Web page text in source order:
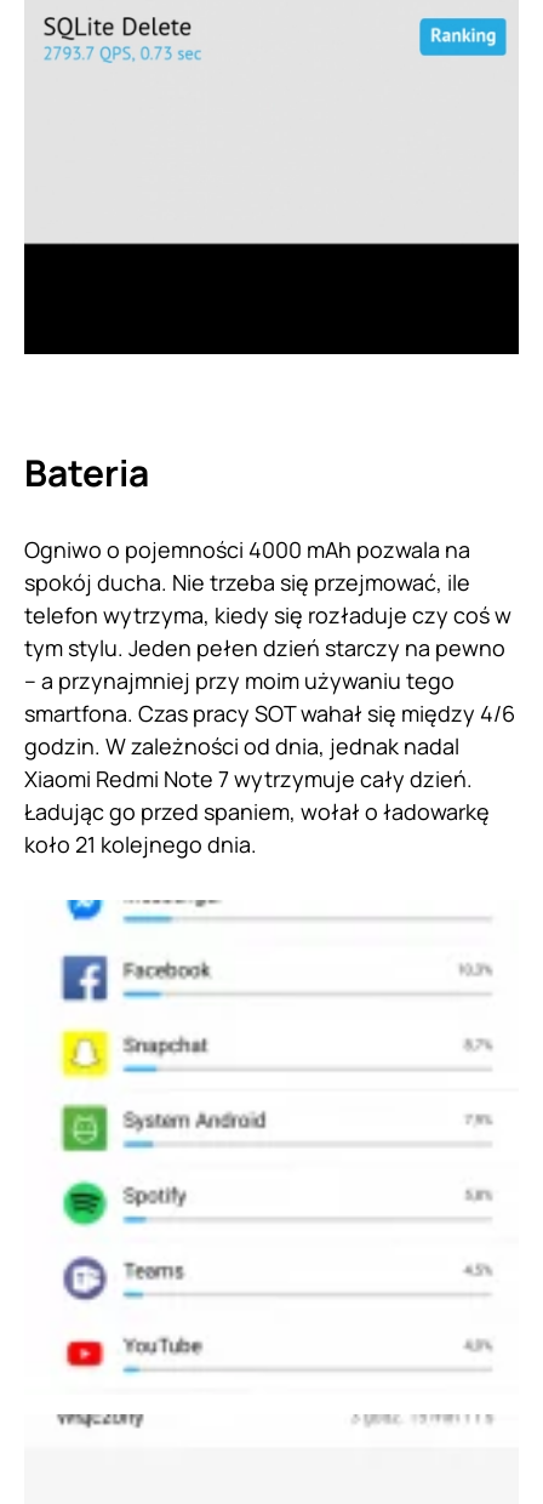
Bateria
Ogniwo o pojemności 4000 mAh pozwala na
spokój ducha. Nie trzeba się przejmować, ile
telefon wytrzyma, kiedy się rozładuje czy coś w
tym stylu. Jeden pełen dzień starczy na pewno
– a przynajmniej przy moim używaniu tego
smartfona. Czas pracy SOT wahał się między 4/6
godzin. W zależności od dnia, jednak nadal
Xiaomi Redmi Note 7 wytrzymuje cały dzień.
Ładując go przed spaniem, wołał o ładowarkę
koło 21 kolejnego dnia.